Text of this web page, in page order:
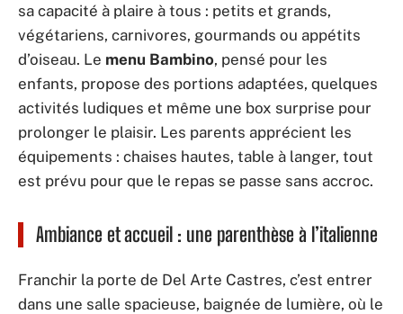
sa capacité à plaire à tous : petits et grands,
végétariens, carnivores, gourmands ou appétits
d’oiseau. Le menu Bambino, pensé pour les
enfants, propose des portions adaptées, quelques
activités ludiques et même une box surprise pour
prolonger le plaisir. Les parents apprécient les
équipements : chaises hautes, table à langer, tout
est prévu pour que le repas se passe sans accroc.
Ambiance et accueil : une parenthèse à l’italienne
Franchir la porte de Del Arte Castres, c’est entrer
dans une salle spacieuse, baignée de lumière, où le